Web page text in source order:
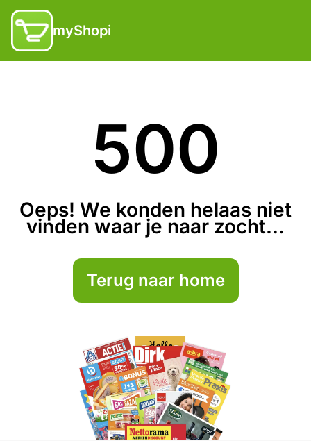
myShopi
500
Oeps! We konden helaas niet
vinden waar je naar zocht...
Terug naar home